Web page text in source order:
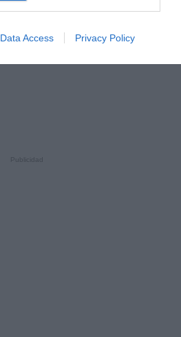
Data Access Privacy Policy